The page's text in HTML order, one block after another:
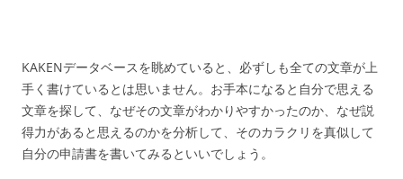
KAKENデータベースを眺めていると、必ずしも全ての文章が上
手く書けているとは思いません。お手本になると自分で思える
文章を探して、なぜその文章がわかりやすかったのか、なぜ説
得力があると思えるのかを分析して、そのカラクリを真似して
自分の申請書を書いてみるといいでしょう。